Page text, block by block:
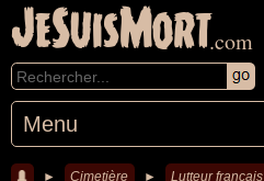
JeSuisMort.com
Menu
► Cimetière ► Lutteur francais